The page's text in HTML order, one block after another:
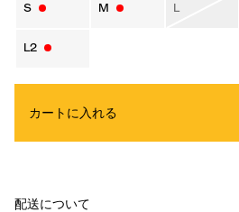
S M L
L2
カートに入れる
配送について